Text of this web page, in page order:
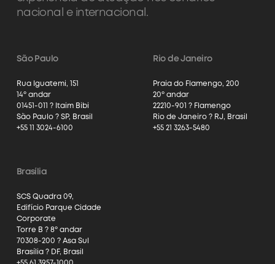
nacional e internacional.
São Paulo
Rua Iguatemi, 151
14º andar
01451-011 ? Itaim Bibi
São Paulo ? SP, Brasil
+55 11 3024-6100
Rio de Janeiro
Praia do Flamengo, 200
20º andar
22210-901 ? Flamengo
Rio de Janeiro ? RJ, Brasil
+55 21 3263-5480
Brasília
SCS Quadra 09,
Edifício Parque Cidade
Corporate
Torre B ? 8º andar
70308-200 ? Asa Sul
Brasília ? DF, Brasil